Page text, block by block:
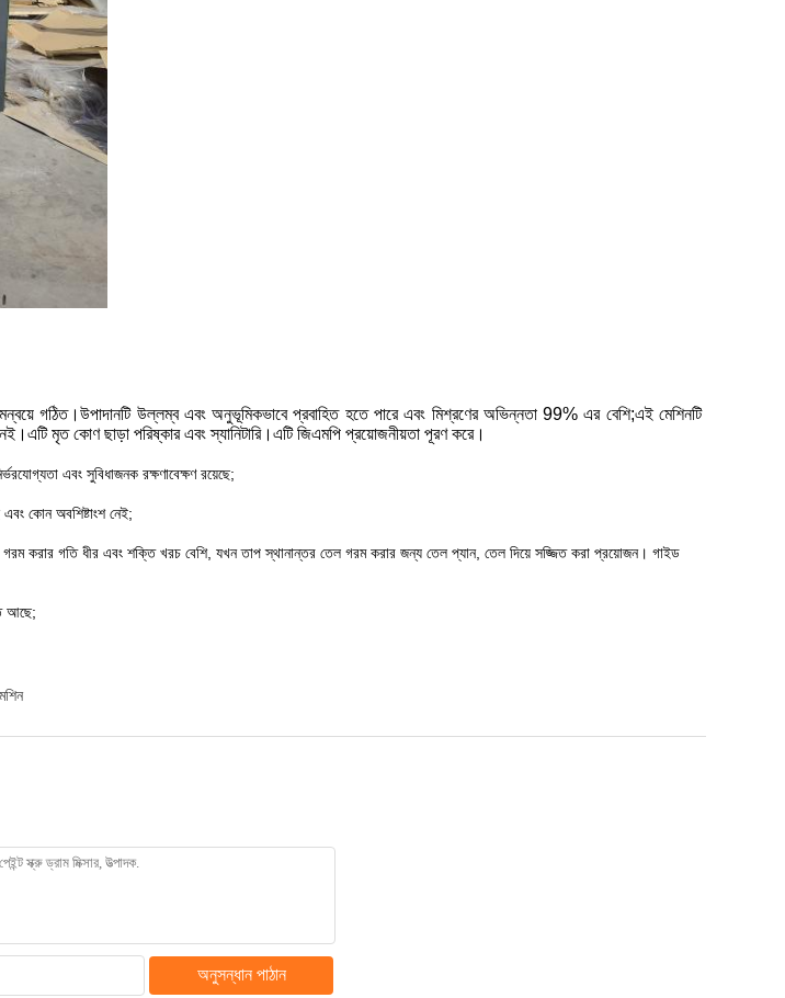
গঠিত।উপাদানটি উল্লম্ব এবং অনুভূমিকভাবে প্রবাহিত হতে পারে এবং মিশ্রণের অভিন্নতা 99% এর বেশি;এই মেশিনটি
মৃত কোণ ছাড়া পরিষ্কার এবং স্যানিটারি।এটি জিএমপি প্রয়োজনীয়তা পূরণ করে।
এবং সুবিধাজনক রক্ষণাবেক্ষণ রয়েছে;
কোন অবশিষ্টাংশ নেই;
করার গতি ধীর এবং শক্তি খরচ বেশি, যখন তাপ স্থানান্তর তেল গরম করার জন্য তেল প্যান, তেল দিয়ে সজ্জিত করা প্রয়োজন। গাইড
আছে;
অনুসন্ধান পাঠান